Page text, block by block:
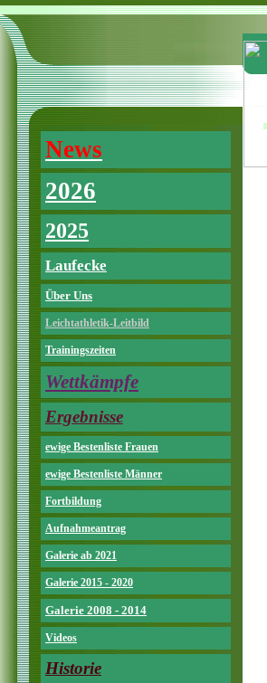
News
2026
2025
Laufecke
Über Uns
Leichtathletik-Leitbild
Trainingszeiten
Wettkämpfe
Ergebnisse
ewige Bestenliste Frauen
ewige Bestenliste Männer
Fortbildung
Aufnahmeantrag
Galerie ab 2021
Galerie 2015 - 2020
Galerie 2008 - 2014
Videos
Historie